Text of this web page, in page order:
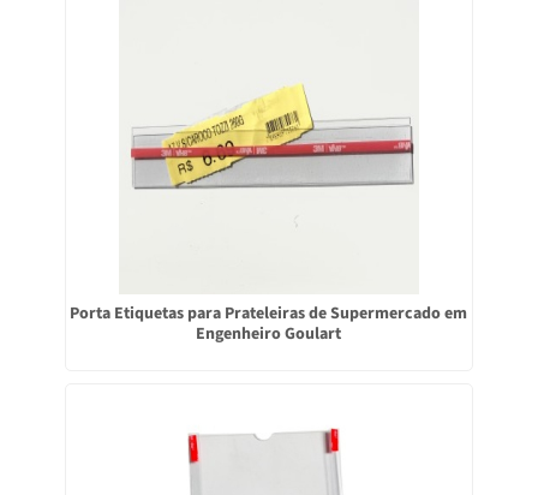
Porta Etiquetas para Prateleiras de Supermercado em
Engenheiro Goulart